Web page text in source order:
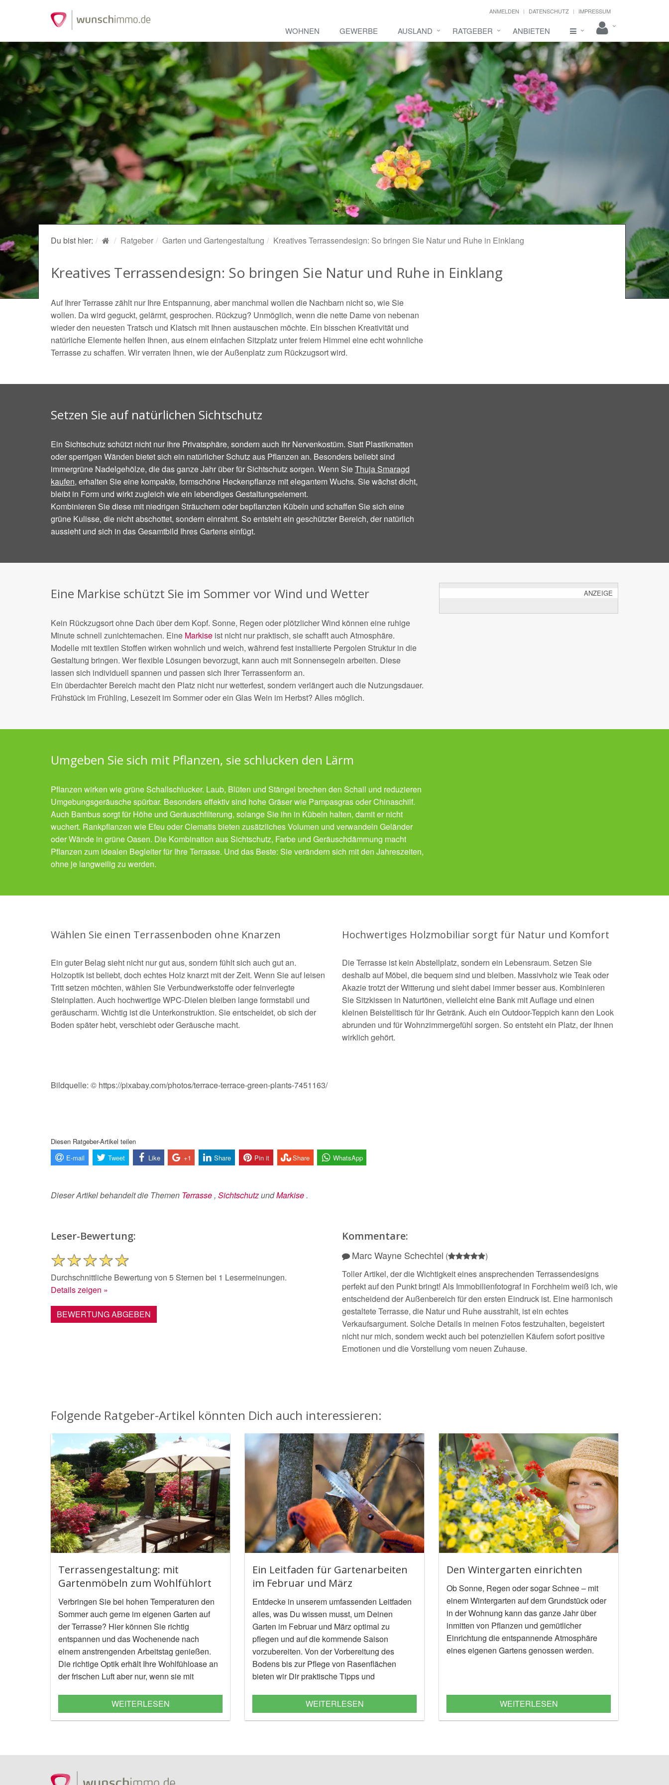
ANMELDEN DATENSCHUTZ IMPRESSUM
WOHNEN GEWERBE AUSLAND RATGEBER ANBIETEN
Du bist hier: Ratgeber Garten und Gartengestaltung Kreatives Terrassendesign: So bringen Sie Natur und Ruhe in Einklang
Kreatives Terrassendesign: So bringen Sie Natur und Ruhe in Einklang
Auf Ihrer Terrasse zählt nur Ihre Entspannung, aber manchmal wollen die Nachbarn nicht so, wie Sie
wollen. Da wird geguckt, gelärmt, gesprochen. Rückzug? Unmöglich, wenn die nette Dame von nebenan
wieder den neuesten Tratsch und Klatsch mit Ihnen austauschen möchte. Ein bisschen Kreativität und
natürliche Elemente helfen Ihnen, aus einem einfachen Sitzplatz unter freiem Himmel eine echt wohnliche
Terrasse zu schaffen. Wir verraten Ihnen, wie der Außenplatz zum Rückzugsort wird.
Setzen Sie auf natürlichen Sichtschutz
Ein Sichtschutz schützt nicht nur Ihre Privatsphäre, sondern auch Ihr Nervenkostüm. Statt Plastikmatten
oder sperrigen Wänden bietet sich ein natürlicher Schutz aus Pflanzen an. Besonders beliebt sind
immergrüne Nadelgehölze, die das ganze Jahr über für Sichtschutz sorgen. Wenn SieThuja Smaragd
kaufen, erhalten Sie eine kompakte, formschöne Heckenpflanze mit elegantem Wuchs. Sie wächst dicht,
bleibt in Form und wirkt zugleich wie ein lebendiges Gestaltungselement.
Kombinieren Sie diese mit niedrigen Sträuchern oder bepflanzten Kübeln und schaffen Sie sich eine
grüne Kulisse, die nicht abschottet, sondern einrahmt. So entsteht ein geschützter Bereich, der natürlich
aussieht und sich in das Gesamtbild Ihres Gartens einfügt.
Eine Markise schützt Sie im Sommer vor Wind und Wetter
Kein Rückzugsort ohne Dach über dem Kopf. Sonne, Regen oder plötzlicher Wind können eine ruhige
Minute schnell zunichtemachen. Eine Markise ist nicht nur praktisch, sie schafft auch Atmosphäre.
Modelle mit textilen Stoffen wirken wohnlich und weich, während fest installierte Pergolen Struktur in die
Gestaltung bringen. Wer flexible Lösungen bevorzugt, kann auch mit Sonnensegeln arbeiten. Diese
lassen sich individuell spannen und passen sich Ihrer Terrassenform an.
Ein überdachter Bereich macht den Platz nicht nur wetterfest, sondern verlängert auch die Nutzungsdauer.
Frühstück im Frühling, Lesezeit im Sommer oder ein Glas Wein im Herbst? Alles möglich.
ANZEIGE
Umgeben Sie sich mit Pflanzen, sie schlucken den Lärm
Pflanzen wirken wie grüne Schallschlucker. Laub, Blüten und Stängel brechen den Schall und reduzieren
Umgebungsgeräusche spürbar. Besonders effektiv sind hohe Gräser wie Pampasgras oder Chinaschilf.
Auch Bambus sorgt für Höhe und Geräuschfilterung, solange Sie ihn in Kübeln halten, damit er nicht
wuchert. Rankpflanzen wie Efeu oder Clematis bieten zusätzliches Volumen und verwandeln Geländer
oder Wände in grüne Oasen. Die Kombination aus Sichtschutz, Farbe und Geräuschdämmung macht
Pflanzen zum idealen Begleiter für Ihre Terrasse. Und das Beste: Sie verändern sich mit den Jahreszeiten,
ohne je langweilig zu werden.
Wählen Sie einen Terrassenboden ohne Knarzen
Ein guter Belag sieht nicht nur gut aus, sondern fühlt sich auch gut an.
Holzoptik ist beliebt, doch echtes Holz knarzt mit der Zeit. Wenn Sie auf leisen
Tritt setzen möchten, wählen Sie Verbundwerkstoffe oder feinverlegte
Steinplatten. Auch hochwertige WPC-Dielen bleiben lange formstabil und
geräuscharm. Wichtig ist die Unterkonstruktion. Sie entscheidet, ob sich der
Boden später hebt, verschiebt oder Geräusche macht.
Hochwertiges Holzmobiliar sorgt für Natur und Komfort
Die Terrasse ist kein Abstellplatz, sondern ein Lebensraum. Setzen Sie
deshalb auf Möbel, die bequem sind und bleiben. Massivholz wie Teak oder
Akazie trotzt der Witterung und sieht dabei immer besser aus. Kombinieren
Sie Sitzkissen in Naturtönen, vielleicht eine Bank mit Auflage und einen
kleinen Beistelltisch für Ihr Getränk. Auch ein Outdoor-Teppich kann den Look
abrunden und für Wohnzimmergefühl sorgen. So entsteht ein Platz, der Ihnen
wirklich gehört.
Bildquelle: © https://pixabay.com/photos/terrace-terrace-green-plants-7451163/
Diesen Ratgeber-Artikel teilen
E-mail
Tweet Like +1 Share Pin it Share WhatsApp
Dieser Artikel behandelt die Themen Terrasse, SichtschutzundMarkise.
Leser-Bewertung:
Durchschnittliche Bewertung von 5 Sternen bei 1 Lesermeinungen.
Details zeigen »
BEWERTUNG ABGEBEN
Kommentare:
Marc Wayne Schechtel (
)
Toller Artikel, der die Wichtigkeit eines ansprechenden Terrassendesigns
perfekt auf den Punkt bringt! Als Immobilienfotograf in Forchheim weiß ich, wie
entscheidend der Außenbereich für den ersten Eindruck ist. Eine harmonisch
gestaltete Terrasse, die Natur und Ruhe ausstrahlt, ist ein echtes
Verkaufsargument. Solche Details in meinen Fotos festzuhalten, begeistert
nicht nur mich, sondern weckt auch bei potenziellen Käufern sofort positive
Emotionen und die Vorstellung vom neuen Zuhause.
Folgende Ratgeber-Artikel könnten Dich auch interessieren:
Terrassengestaltung: mit
Gartenmöbeln zum Wohlfühlort
Verbringen Sie bei hohen Temperaturen den
Sommer auch gerne im eigenen Garten auf
der Terrasse? Hier können Sie richtig
entspannen und das Wochenende nach
einem anstrengenden Arbeitstag genießen.
Die richtige Optik erhält Ihre Wohlfühloase an
der frischen Luft aber nur, wenn sie mit
WEITERLESEN
Ein Leitfaden für Gartenarbeiten
im Februar und März
Entdecke in unserem umfassenden Leitfaden
alles, was Du wissen musst, um Deinen
Garten im Februar und März optimal zu
pflegen und auf die kommende Saison
vorzubereiten. Von der Vorbereitung des
Bodens bis zur Pflege von Rasenflächen
bieten wir Dir praktische Tipps und
WEITERLESEN
Den Wintergarten einrichten
Ob Sonne, Regen oder sogar Schnee – mit
einem Wintergarten auf dem Grundstück oder
in der Wohnung kann das ganze Jahr über
inmitten von Pflanzen und gemütlicher
Einrichtung die entspannende Atmosphäre
eines eigenen Gartens genossen werden.
WEITERLESEN